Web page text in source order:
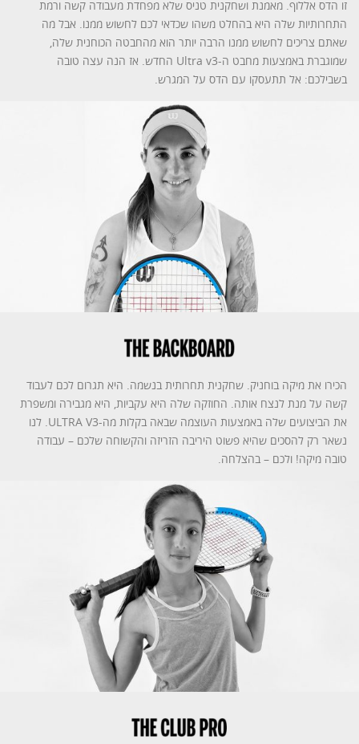
זו הדס אללוף. מאמנת ושחקנית טניס שלא מפחדת מעבודה קשה ורמת
התחרותיות שלה היא בהחלט משהו שכדאי לכם לחשוש ממנו. אבל מה
שאתם צריכים לחשוש ממנו הרבה יותר הוא מהחבטה הכוחנית שלה,
שמוגברת באמצעות מחבט ה-Ultra v3 החדש. אז הנה עצה טובה
בשבילכם: אל תתעסקו עם הדס על המגרש.
הכירו את מיקה בוחניק. שחקנית תחרותית בנשמה. היא תגרום לכם לעבוד
קשה על מנת לנצח אותה. החוזקה שלה היא עקביות, היא מגבירה ומשפרת
את הביצועים שלה באמצעות העוצמה שבאה בקלות מה-ULTRA V3. לנו
נשאר רק להסכים שהיא פשוט היריבה הזריזה והקשוחה שלכם – עבודה
טובה מיקה! ולכם – בהצלחה.